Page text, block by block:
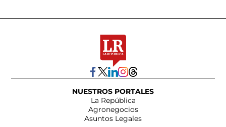
NUESTROS PORTALES
La República
Agronegocios
Asuntos Legales